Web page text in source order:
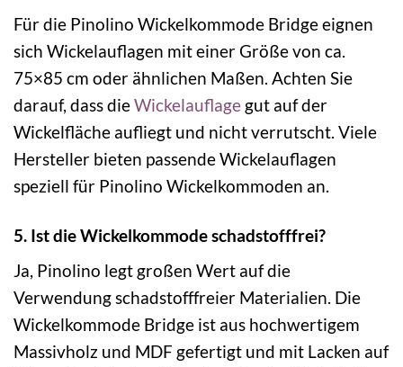
Für die Pinolino Wickelkommode Bridge eignen
sich Wickelauflagen mit einer Größe von ca.
75×85 cm oder ähnlichen Maßen. Achten Sie
darauf, dass dieWickelauflage gut auf der
Wickelfläche aufliegt und nicht verrutscht. Viele
Hersteller bieten passende Wickelauflagen
speziell für Pinolino Wickelkommoden an.
5. Ist die Wickelkommode schadstofffrei?
Ja, Pinolino legt großen Wert auf die
Verwendung schadstofffreier Materialien. Die
Wickelkommode Bridge ist aus hochwertigem
Massivholz und MDF gefertigt und mit Lacken auf